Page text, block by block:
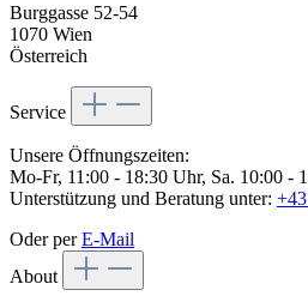
Burggasse 52-54
1070 Wien
Österreich
Service
Unsere Öffnungszeiten:
Mo-Fr, 11:00 - 18:30 Uhr, Sa. 10:00 -
Unterstützung und Beratung unter:
Oder perE-Mail
About